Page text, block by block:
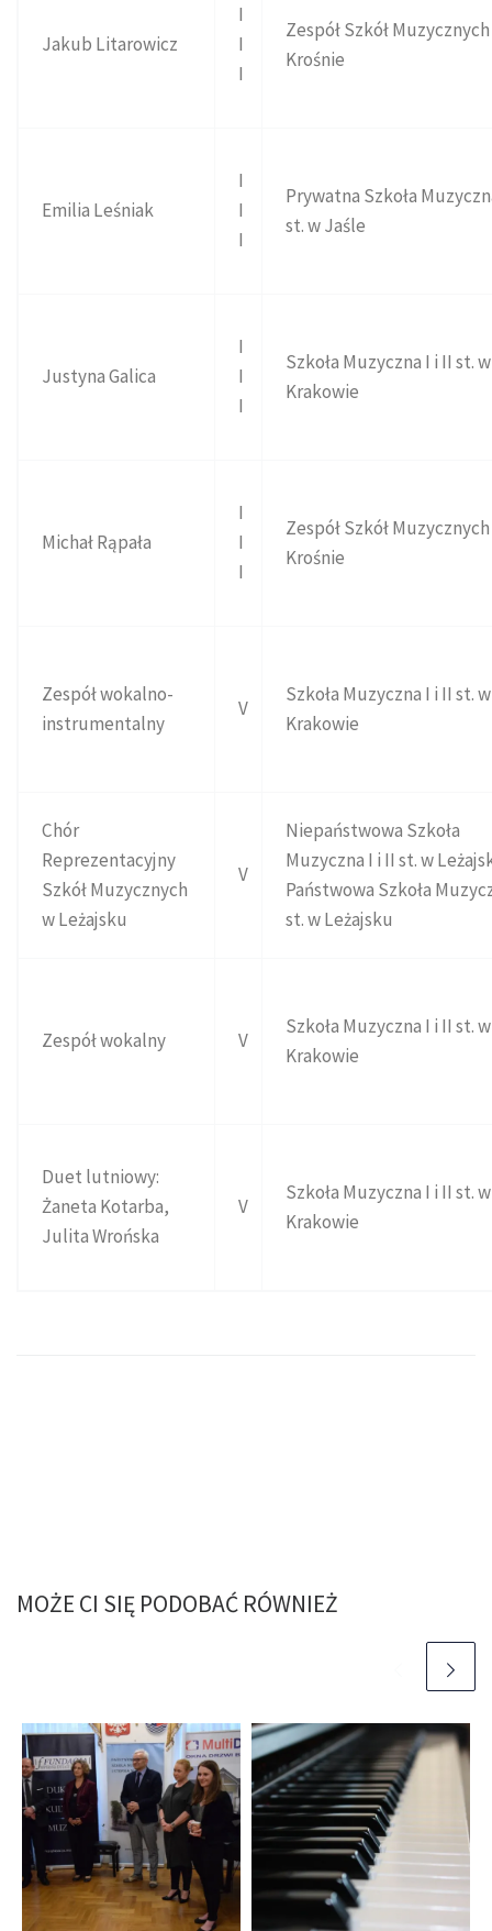
Jakub Litarowicz
I
I
I
Zespół Szkół
Krośnie
Emilia Leśniak
I
I
I
Prywatna Szkoła
st. w Jaśle
Justyna Galica
I
I
I
Szkoła Muzyczna I i II st. w
Krakowie
Michał Rąpała
I
I
I
Zespół Szkół
Krośnie
Zespół wokalno-
instrumentalny
V
Szkoła Muzyczna I i II st. w
Krakowie
Chór
Reprezentacyjny
Szkół Muzycznych
w Leżajsku
V
Niepaństwowa Szkoła
Muzyczna I i II st. w
Państwowa Szkoła
st. w Leżajsku
Zespół wokalny V
Szkoła Muzyczna I i II st. w
Krakowie
Duet lutniowy:
Żaneta Kotarba,
Julita Wrońska
V
Szkoła Muzyczna I i II st. w
Krakowie
MOŻE CI SIĘ PODOBAĆ RÓWNIEŻ